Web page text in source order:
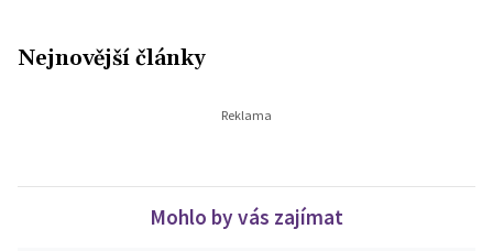
Nejnovější články
Mohlo by vás zajímat